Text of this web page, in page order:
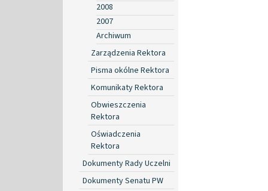
2008
2007
Archiwum
Zarządzenia Rektora
Pisma okólne Rektora
Komunikaty Rektora
Obwieszczenia
Rektora
Oświadczenia
Rektora
Dokumenty Rady Uczelni
Dokumenty Senatu PW